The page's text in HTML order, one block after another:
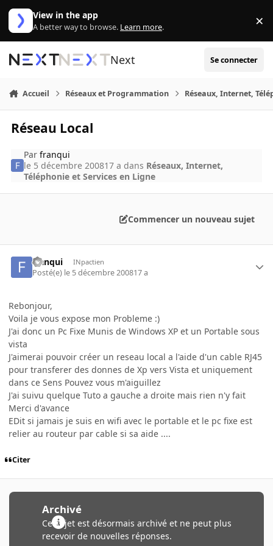
Aller au contenu
View in the app
A better way to browse. Learn more. ×
Next Se connecter
Accueil Réseaux et Programmation Réseaux, Internet,
Réseau Local
Parfranqui
le 5 décembre 200817 a dans Réseaux, Internet,
Téléphonie et Services en Ligne
Commencer un nouveau sujet
franqui INpactien
Posté(e) le 5 décembre 200817 a
Rebonjour,
Voila je vous expose mon Probleme :)
J'ai donc un Pc Fixe Munis de Windows XP et un Portable sous
vista
J'aimerai pouvoir créer un reseau local a l'aide d'un cable RJ45
pour transferer des donnes de Xp vers Vista et uniquement
dans ce Sens Pouvez vous m'aiguillez
J'ai suivu quelque Tuto a gauche a droite mais rien n'y fait
Merci d'avance
EDit si jamais je suis en wifi avec le portable et le pc fixe est
relier au routeur par cable si sa aide ....
Citer
Archivé
Ce sujet est désormais archivé et ne peut plus
recevoir de nouvelles réponses.